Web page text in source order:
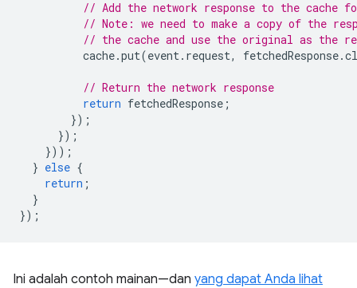
// Add the network response to the
// Note: we need to make a copy of the
// the cache and use the original as the
cache.put(event. request, fetchedResponse.
// Return the network response
return fetchedResponse ;
});
});
}));
} else {
return ;
}
});
Ini adalah contoh mainan—dan yang dapat Anda lihat